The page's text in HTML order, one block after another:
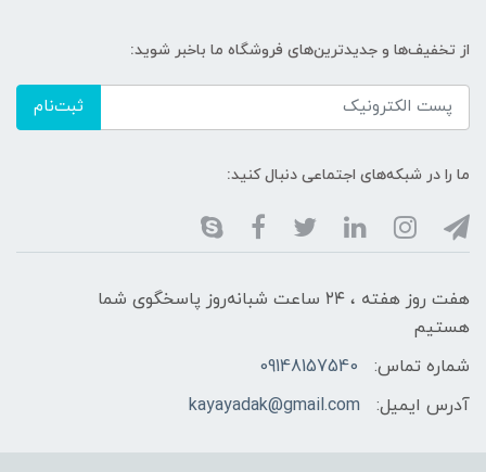
از تخفیف‌ها و جدیدترین‌های فروشگاه ما باخبر شوید:
ثبت‌نام
ما را در شبکه‌های اجتماعی دنبال کنید:
هفت روز هفته ، ۲۴ ساعت شبانه‌روز پاسخگوی شما
هستیم
شماره تماس:
09148157540
آدرس ایمیل:
kayayadak@gmail.com